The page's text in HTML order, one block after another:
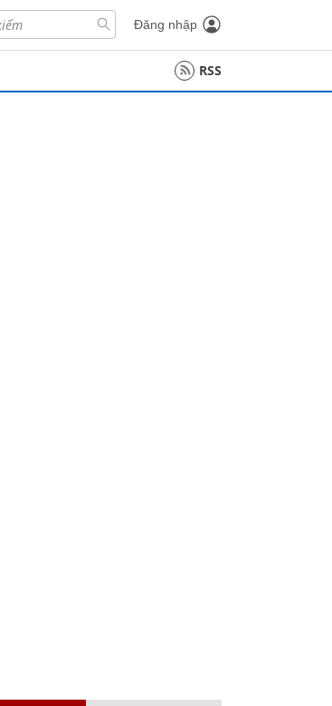
Đăng nhập
RSS